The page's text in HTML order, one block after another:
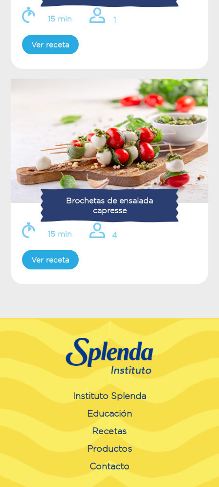
Ver receta
15 min 1
Brochetas de ensalada
capresse
Ver receta
15 min 4
Instituto Splenda
Educación
Recetas
Productos
Contacto